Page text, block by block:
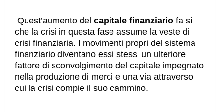
Quest’aumento del capitale finanziario fa sì
che la crisi in questa fase assume la veste di
crisi finanziaria. I movimenti propri del sistema
finanziario diventano essi stessi un ulteriore
fattore di sconvolgimento del capitale impegnato
nella produzione di merci e una via attraverso
cui la crisi compie il suo cammino.